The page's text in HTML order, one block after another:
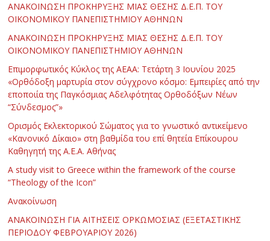
ΑΝΑΚΟΙΝΩΣΗ ΠΡΟΚΗΡΥΞΗΣ ΜΙΑΣ ΘΕΣΗΣ Δ.Ε.Π. ΤΟΥ
ΟΙΚΟΝΟΜΙΚΟΥ ΠΑΝΕΠΙΣΤΗΜΙΟΥ ΑΘΗΝΩΝ
ΑΝΑΚΟΙΝΩΣΗ ΠΡΟΚΗΡΥΞΗΣ ΜΙΑΣ ΘΕΣΗΣ Δ.Ε.Π. ΤΟΥ
ΟΙΚΟΝΟΜΙΚΟΥ ΠΑΝΕΠΙΣΤΗΜΙΟΥ ΑΘΗΝΩΝ
Επιμορφωτικός Κύκλος της ΑΕΑΑ: Τετάρτη 3 Ιουνίου 2025
«Ορθόδοξη μαρτυρία στον σύγχρονο κόσμο: Εμπειρίες από την
εποποιία της Παγκόσμιας Αδελφότητας Ορθοδόξων Νέων
“Σύνδεσμος”»
Ορισμός Εκλεκτορικού Σώματος για το γνωστικό αντικείμενο
«Κανονικό Δίκαιο» στη βαθμίδα του επί θητεία Επίκουρου
Καθηγητή της Α.Ε.Α. Αθήνας
Α study visit to Greece within the framework of the course
“Theology of the Icon”
Ανακοίνωση
ΑΝΑΚΟΙΝΩΣΗ ΓΙΑ ΑΙΤΗΣΕΙΣ ΟΡΚΩΜΟΣΙΑΣ (ΕΞΕΤΑΣΤΙΚΗΣ
ΠΕΡΙΟΔΟΥ ΦΕΒΡΟΥΑΡΙΟΥ 2026)